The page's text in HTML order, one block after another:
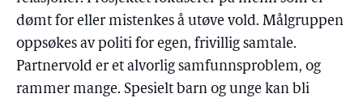
dømt for eller mistenkes å utøve vold. Målgruppen
oppsøkes av politi for egen, frivillig samtale.
Partnervold er et alvorlig samfunnsproblem, og
rammer mange. Spesielt barn og unge kan bli